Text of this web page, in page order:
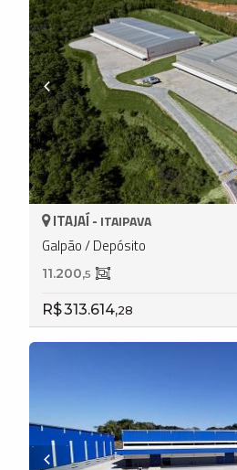
ITAJAÍ - ITAIPAVA
Galpão / Depósito
11.200,5
R$ 313.614,28